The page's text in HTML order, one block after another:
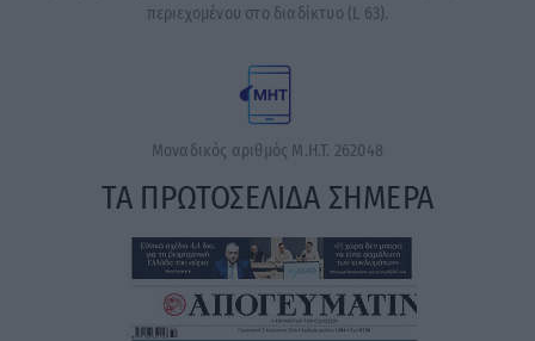
περιεχομένου στο διαδίκτυο (L 63).
Μοναδικός αριθμός Μ.Η.Τ. 262048
ΤΑ ΠΡΩΤΟΣΕΛΙΔΑ ΣΗΜΕΡΑ